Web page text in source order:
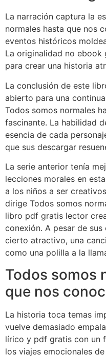
La narración captura la
normales hasta que nos
eventos históricos
La originalidad no
para crear una historia
La conclusión de este
abierto para una
Todos somos normales
fascinante. La habilidad
esencia de cada
que sus descargar
La serie anterior tenía
lecciones morales en
a los niños a ser
dirige Todos somos
libro pdf gratis lector
conexión. A pesar de
cierto atractivo, una
como una polilla a la
Todos somos
que nos
La historia toca temas
vuelve demasiado
lírico y pdf gratis con un
los viajes emocionales